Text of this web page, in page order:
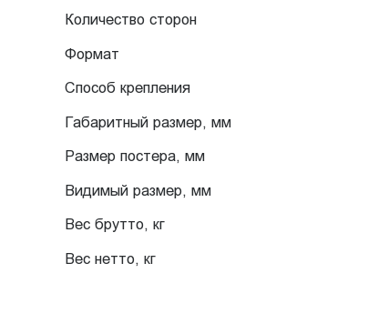
Количество сторон
Формат
Способ крепления
Габаритный размер, мм
Размер постера, мм
Видимый размер, мм
Вес брутто, кг
Вес нетто, кг